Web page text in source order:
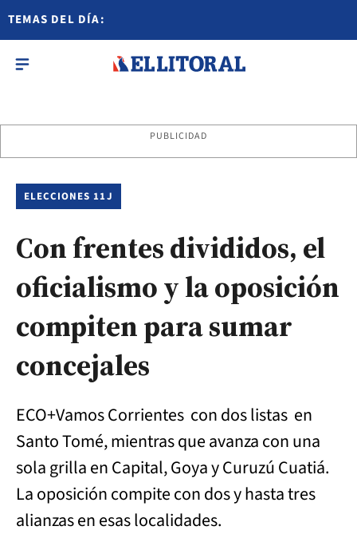
TEMAS DEL DÍA:
PUBLICIDAD
ELECCIONES 11J
Con frentes divididos, el
oficialismo y la oposición
compiten para sumar
concejales
ECO+Vamos Corrientes con dos listas en
Santo Tomé, mientras que avanza con una
sola grilla en Capital, Goya y Curuzú Cuatiá.
La oposición compite con dos y hasta tres
alianzas en esas localidades.